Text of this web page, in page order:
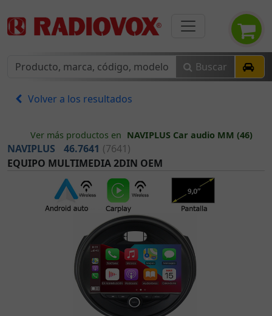
Buscar
Volver a los resultados
Ver más productos en NAVIPLUS Car audio MM (46)
NAVIPLUS 46.7641 (7641)
EQUIPO MULTIMEDIA 2DIN OEM